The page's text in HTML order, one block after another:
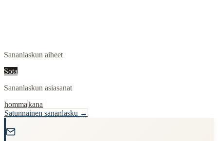
Sananlaskun aiheet
Sota
Sananlaskun asiasanat
hommakana
Satunnainen sananlasku →